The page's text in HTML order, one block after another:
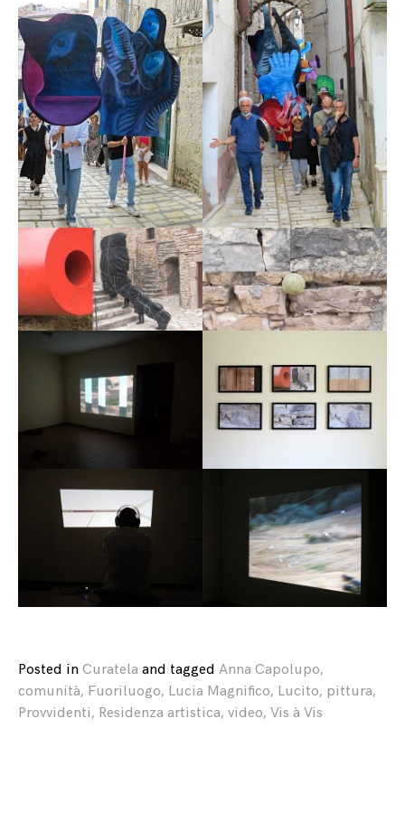
Posted in Curatela and tagged Anna Capolupo,
comunità, Fuoriluogo, Lucia Magnifico, Lucito, pittura,
Provvidenti, Residenza artistica, video, Vis à Vis